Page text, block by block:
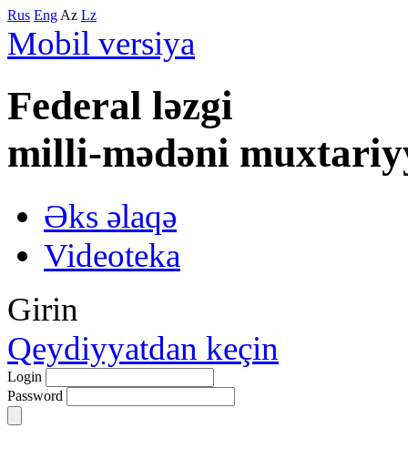
Rus Eng Az Lz
Mobil versiya
Federal lәzgi
milli-mәdәni
Əks əlaqə
Videoteka
Girin
Qeydiyyatdan keçin
Login
Password